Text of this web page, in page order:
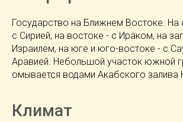
Государство на Ближнем Востоке. На
с Сирией, на востоке - с Ираком, на
Израилем, на юге и юго-востоке - с
Аравией. Небольшой участок южной
омывается водами Акабского залива
Климат